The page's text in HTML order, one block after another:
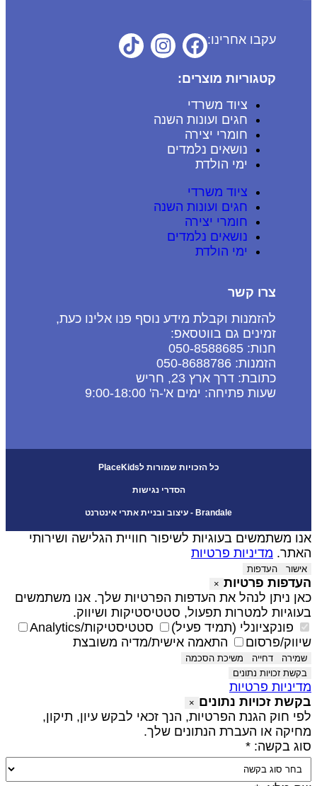
עקבו אחרינו:
קטגוריות מוצרים:
ציוד משרדי
חגים ועונות השנה
חומרי יצירה
נושאים נלמדים
ימי הולדת
ציוד משרדי
חגים ועונות השנה
חומרי יצירה
נושאים נלמדים
ימי הולדת
צרו קשר
להזמנות וקבלת מידע נוסף פנו אלינו כעת,
זמינים גם בווטסאפ:
חנות: 050-8588685
הזמנות: 050-8688786
כתובת: דרך ארץ 23, חריש
שעות פתיחה: ימים א'-ה' 9:00-18:00
כל הזכויות שמורות לPlaceKids
הסדרי נגישות
Brandale - עיצוב ובניית אתרי אינטרנט
משתמשים בעוגיות לשיפור חוויית הגלישה ושירותי
מדיניות פרטיות
אישור העדפות
פרטיות ×
ניתן לנהל את העדפות הפרטיות שלך. אנו משתמשים
למטרות תפעול, סטטיסטיקות ושיווק.
פונקציונלי (תמיד פעיל)
סטטיסטיקות/Analytics
פרסום
התאמה אישית/מדיה משובצת
שמירה דחייה
משיכת הסכמה
בקשת זכויות נתונים
פרטיות
זכויות נתונים ×
חוק הגנת הפרטיות, הנך זכאי לבקש עיון, תיקון,
או העברת הנתונים שלך.
בקשה: *